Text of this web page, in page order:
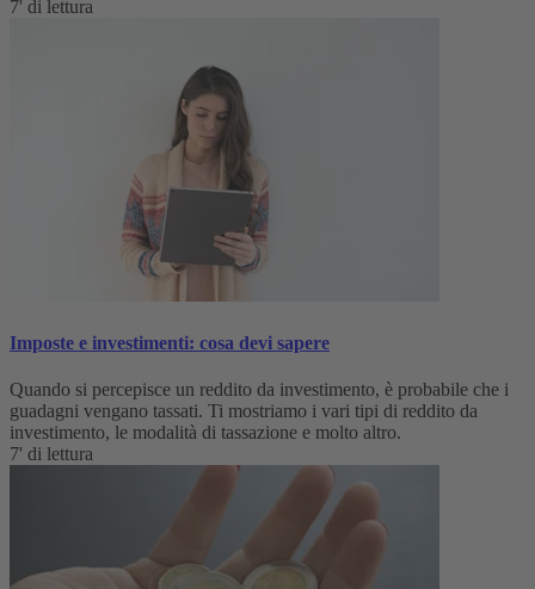
7' di lettura
Imposte e investimenti: cosa devi sapere
Quando si percepisce un reddito da investimento, è probabile che i
guadagni vengano tassati. Ti mostriamo i vari tipi di reddito da
investimento, le modalità di tassazione e molto altro.
7' di lettura